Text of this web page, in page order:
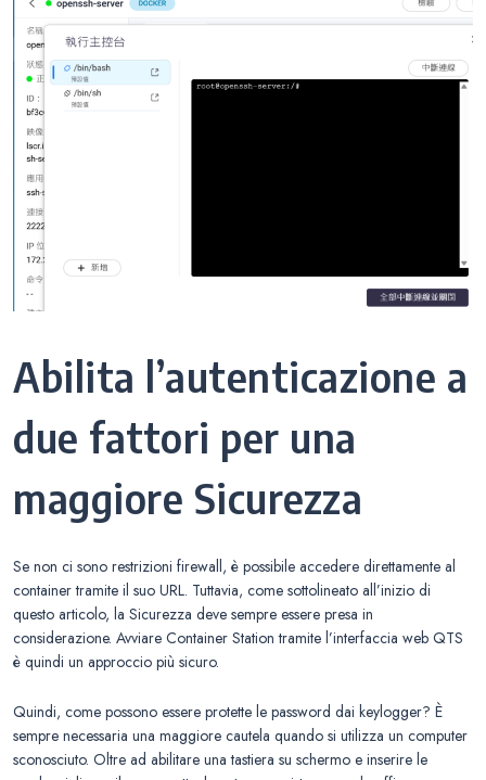
Abilita l’autenticazione a
due fattori per una
maggiore Sicurezza
Se non ci sono restrizioni firewall, è possibile accedere direttamente al
container tramite il suo URL. Tuttavia, come sottolineato all’inizio di
questo articolo, la Sicurezza deve sempre essere presa in
considerazione. Avviare Container Station tramite l’interfaccia web QTS
è quindi un approccio più sicuro.
Quindi, come possono essere protette le password dai keylogger? È
sempre necessaria una maggiore cautela quando si utilizza un computer
sconosciuto. Oltre ad abilitare una tastiera su schermo e inserire le